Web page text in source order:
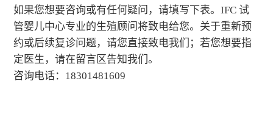
如果您想要咨询或有任何疑问，请填写下表。IFC 试
管婴儿中心专业的生殖顾问将致电给您。关于重新预
约或后续复诊问题，请您直接致电我们；若您想要指
定医生，请在留言区告知我们。
咨询电话：18301481609